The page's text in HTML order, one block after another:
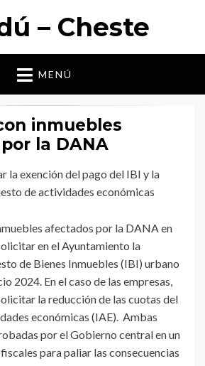
– Cheste
MENÚ
inmuebles
la DANA
la exención del pago del IBI y la
de actividades económicas
afectados por la DANA en
en el Ayuntamiento la
de Bienes Inmuebles (IBI) urbano
2024. En el caso de las empresas,
la reducción de las cuotas del
económicas (IAE). Ambas
por el Gobierno central en un
para paliar las consecuencias